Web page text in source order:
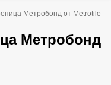
Метробонд от Metrotile
Метробонд